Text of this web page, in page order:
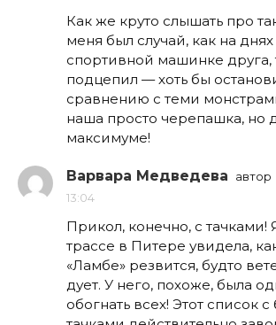
Как же круто слышать про
меня был случай, как на днях
спортивной машинке друга,
подцепил — хоть бы
сравнению с теми
наша просто черепашка, но
максимуме!
Варвара Медведева автор
13:04
Прикол, конечно, с
трассе в Питере увидела,
«Ламбе» резвится, будто
дует. У него, похоже, была
обогнать всех! Этот список